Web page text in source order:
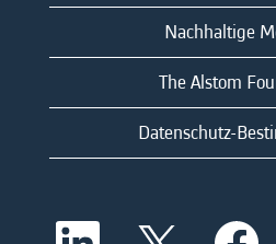
Nachhaltige
The Alstom
Datenschutz-
W W W